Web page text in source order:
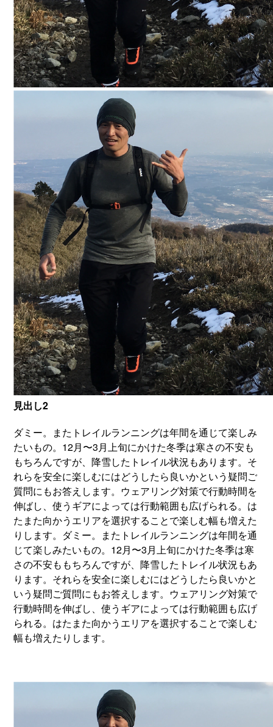
見出し2
ダミー。またトレイルランニングは年間を通じて楽しみ
たいもの。12月〜3月上旬にかけた冬季は寒さの不安も
もちろんですが、降雪したトレイル状況もあります。そ
れらを安全に楽しむにはどうしたら良いかという疑問ご
質問にもお答えします。ウェアリング対策で行動時間を
伸ばし、使うギアによっては行動範囲も広げられる。は
たまた向かうエリアを選択することで楽しむ幅も増えた
りします。ダミー。またトレイルランニングは年間を通
じて楽しみたいもの。12月〜3月上旬にかけた冬季は寒
さの不安ももちろんですが、降雪したトレイル状況もあ
ります。それらを安全に楽しむにはどうしたら良いかと
いう疑問ご質問にもお答えします。ウェアリング対策で
行動時間を伸ばし、使うギアによっては行動範囲も広げ
られる。はたまた向かうエリアを選択することで楽しむ
幅も増えたりします。